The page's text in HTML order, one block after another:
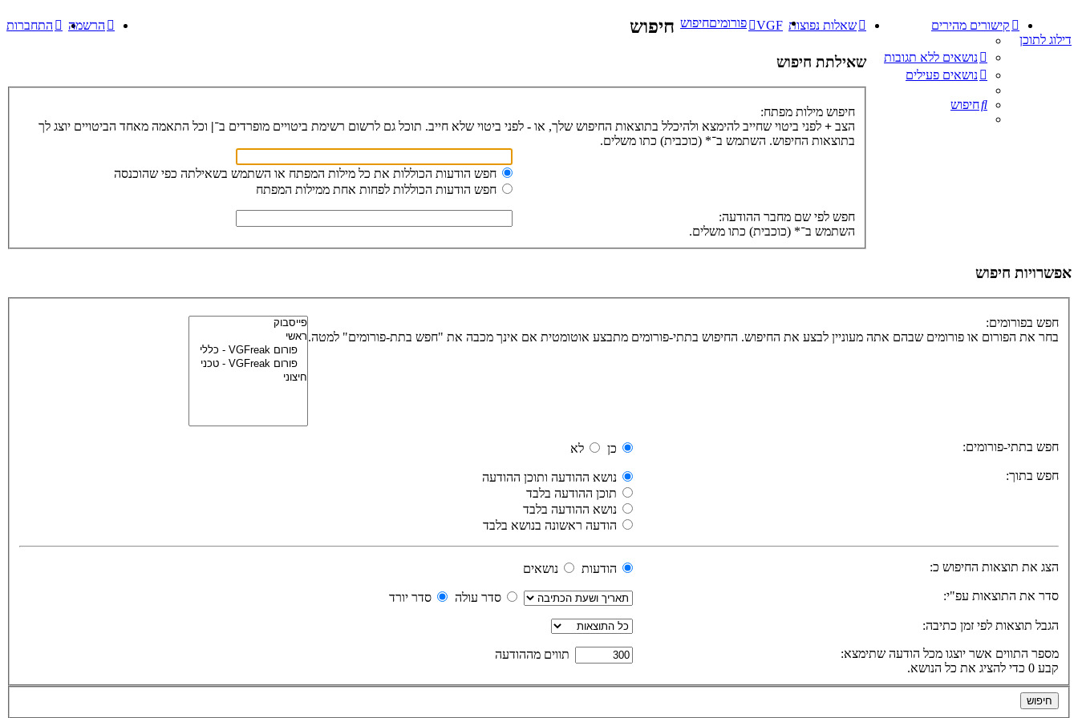
דילוג לתוכן
קישורים מהירים
נושאים ללא תגובות
נושאים פעילים
חיפוש
שאלות נפוצות התחברות הרשמה VGF פורומיםחיפוש חיפוש
שאילתת חיפוש
חיפוש מילות מפתח:
הצב + לפני ביטוי שחייב להימצא ולהיכלל בתוצאות החיפוש שלך, או - לפני ביטוי שלא חייב. תוכל גם לרשום רשימת ביטויים מופרדים ב־| וכל התאמה מאחד הביטויים יוצג לך
בתוצאות החיפוש. השתמש ב־* (כוכבית) כתו משלים.
חפש הודעות הכוללות את כל מילות המפתח או השתמש בשאילתה כפי שהוכנסה
חפש הודעות הכוללות לפחות אחת ממילות המפתח
חפש לפי שם מחבר ההודעה:
השתמש ב־* (כוכבית) כתו משלים.
אפשרויות חיפוש
חפש בפורומים:
בחר את הפורום או פורומים שבהם אתה מעוניין לבצע את החיפוש. החיפוש בתתי-פורומים מתבצע אוטומטית אם אינך מכבה את "חפש בתת-פורומים" למטה.
חפש בתתי-פורומים: כן
לא
חפש בתוך:
נושא ההודעה ותוכן ההודעה
תוכן ההודעה בלבד
נושא ההודעה בלבד
הודעה ראשונה בנושא בלבד
הצג את תוצאות החיפוש כ: הודעות
נושאים
סדר את התוצאות עפ"י:
סדר עולה סדר יורד
הגבל תוצאות לפי זמן כתיבה:
מספר התווים אשר יוצגו מכל הודעה שתימצא:
קבע 0 כדי להציג את כל הנושא.
תווים מההודעה